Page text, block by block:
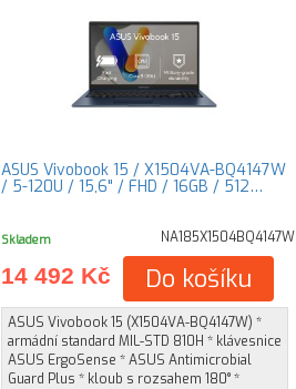
ASUS Vivobook 15 / X1504VA-BQ4147W
/ 5-120U / 15,6" / FHD / 16GB / 512…
Skladem NA185X1504BQ4147W
14 492 Kč Do košíku
ASUS Vivobook 15 (X1504VA-BQ4147W) *
armádní standard MIL-STD 810H * klávesnice
ASUS ErgoSense * ASUS Antimicrobial
Guard Plus * kloub s rozsahem 180° *